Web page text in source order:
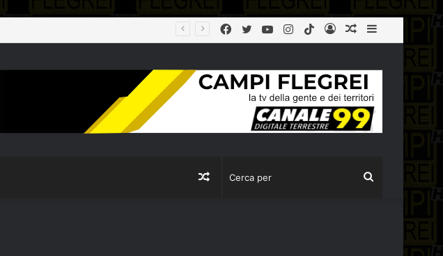
Sidebar
Articolo
Log
TikTok
Instagram
YouTube
Twitter
Facebook
Cerca
Articolo